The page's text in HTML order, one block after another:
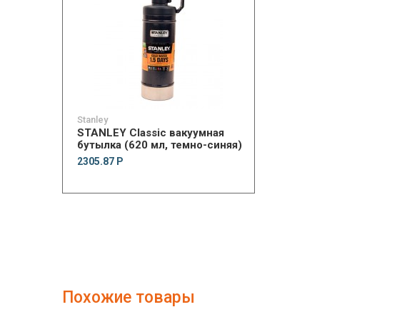
Stanley
STANLEY Classic вакуумная
бутылка (620 мл, темно-синяя)
2305.87 Р
Похожие товары